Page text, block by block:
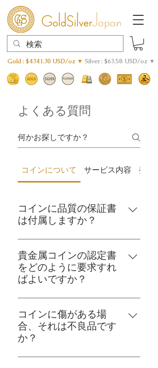
Gold : $4341.30 USD/oz ▼ Silver : $63.58 USD/oz ▼
よくある質問
コインについて サービス内容 発送
コインに品質の保証書
は付属しますか？
保証書はお客様の要望に基づいて
発行しております。認定書が必要
な場合はお知らせください。ご購
入時に認定書をお求めの場合、同
NGC等）の場合、証明書類を発行
いたしません。
貴金属コインの認定書
をどのように要求すれ
ばよいですか？
購入手続き中の備考欄や、カスタ
マーサービスへの連絡時に、認定
書をご希望の旨をご記入くださ
い。ご要望があれば、認定書をお
コインに傷がある場
合、それは不良品です
か？
地金型コインは、製造過程で小さ